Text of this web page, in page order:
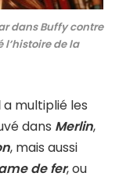
dans Buffy contre
de la
a multiplié les
dans Merlin,
, mais aussi
de fer, ou